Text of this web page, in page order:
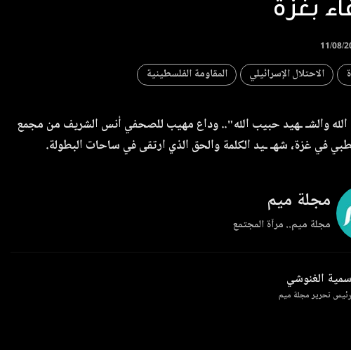
بغزة
11/08/
الاحتلال الإسرائيلي المقاومة الفلسطينية
الله والشـ ـهيد حبيب الله".. وداع مهيب للصحفي أنس الشريف من مجمع
في غزة، شهـ ـيد الكلمة والحق الذي ارتقى في ساحات البطولة.
مجلة ميم
مجلة ميم.. مرآة المجتمع
سمية الغنوشي
رئيس تحرير مجلة ميم